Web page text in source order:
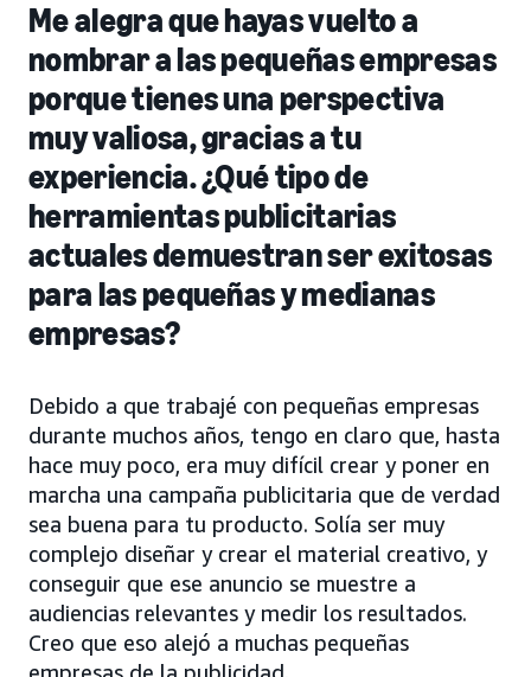
Me alegra que hayas vuelto a
nombrar a las pequeñas empresas
porque tienes una perspectiva
muy valiosa, gracias a tu
experiencia. ¿Qué tipo de
herramientas publicitarias
actuales demuestran ser exitosas
para las pequeñas y medianas
empresas?
Debido a que trabajé con pequeñas empresas
durante muchos años, tengo en claro que, hasta
hace muy poco, era muy difícil crear y poner en
marcha una campaña publicitaria que de verdad
sea buena para tu producto. Solía ser muy
complejo diseñar y crear el material creativo, y
conseguir que ese anuncio se muestre a
audiencias relevantes y medir los resultados.
Creo que eso alejó a muchas pequeñas